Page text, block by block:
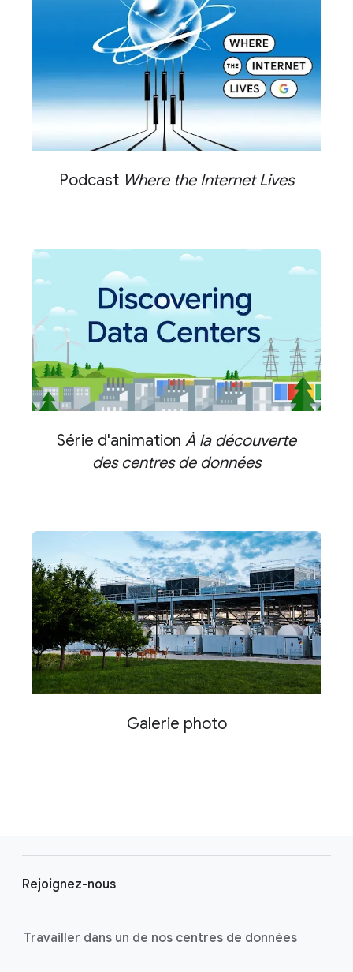
Podcast Where the Internet Lives
Série d'animation À la découverte
des centres de données
Galerie photo
Rejoignez-nous
Travailler dans un de nos centres de données